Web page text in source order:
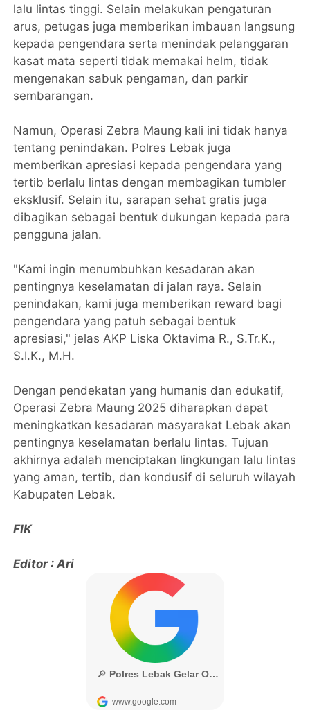
lalu lintas tinggi. Selain melakukan pengaturan
arus, petugas juga memberikan imbauan langsung
kepada pengendara serta menindak pelanggaran
kasat mata seperti tidak memakai helm, tidak
mengenakan sabuk pengaman, dan parkir
sembarangan.
Namun, Operasi Zebra Maung kali ini tidak hanya
tentang penindakan. Polres Lebak juga
memberikan apresiasi kepada pengendara yang
tertib berlalu lintas dengan membagikan tumbler
eksklusif. Selain itu, sarapan sehat gratis juga
dibagikan sebagai bentuk dukungan kepada para
pengguna jalan.
"Kami ingin menumbuhkan kesadaran akan
pentingnya keselamatan di jalan raya. Selain
penindakan, kami juga memberikan reward bagi
pengendara yang patuh sebagai bentuk
apresiasi," jelas AKP Liska Oktavima R., S.Tr.K.,
S.I.K., M.H.
Dengan pendekatan yang humanis dan edukatif,
Operasi Zebra Maung 2025 diharapkan dapat
meningkatkan kesadaran masyarakat Lebak akan
pentingnya keselamatan berlalu lintas. Tujuan
akhirnya adalah menciptakan lingkungan lalu lintas
yang aman, tertib, dan kondusif di seluruh wilayah
Kabupaten Lebak.
FIK
Editor : Ari